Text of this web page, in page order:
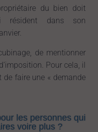
du bien doit
résident dans son
de mentionner
Pour cela, il
faire une « demande
les personnes qui
voire plus ?